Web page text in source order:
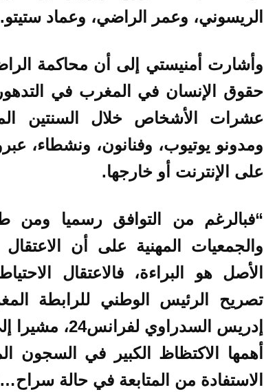
الريسوني، وعمر الراضي، وعماد ستيتو.
وأشارت أمنيستي إلى أن محاكمة
حقوق الإنسان في المغرب في
عشرات الأشخاص خلال السنتين
ومدونو يوتيوب، وفنانون، ونشطاء،
على الإنترنت أو خارجها.
“فبالرغم من التوافق رسميا ومن
والجمعيات المهنية على أن
الأصل هو البراءة، فالاعتقال
تصريح الرئيس الوطني للرابطة
إدريس
أهمها الاكتظاظ الكبير في السجون
الاستفادة من المتابعة في حالة